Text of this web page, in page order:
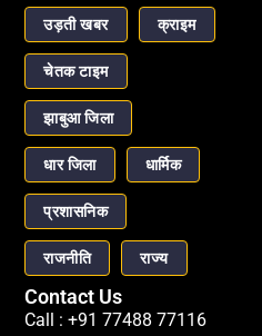
उड़ती खबर क्राइम
चेतक टाइम
झाबुआ जिला
धार जिला धार्मिक
प्रशासनिक
राजनीति राज्य
Contact Us
Call : +91 77488 77116